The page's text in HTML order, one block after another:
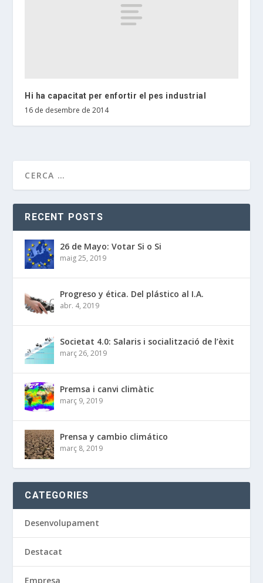
Hi ha capacitat per enfortir el pes industrial
16 de desembre de 2014
RECENT POSTS
26 de Mayo: Votar Si o Si
maig 25, 2019
Progreso y ética. Del plástico al I.A.
abr. 4, 2019
Societat 4.0: Salaris i socialització de l’èxit
març 26, 2019
Premsa i canvi climàtic
març 9, 2019
Prensa y cambio climático
març 8, 2019
CATEGORIES
Desenvolupament
Destacat
Empresa